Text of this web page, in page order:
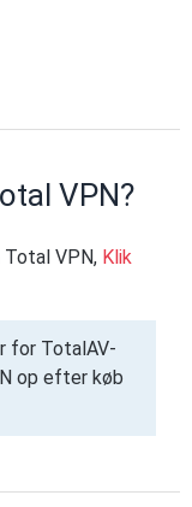
VPN?
VPN, Klik
for TotalAV-
op efter køb